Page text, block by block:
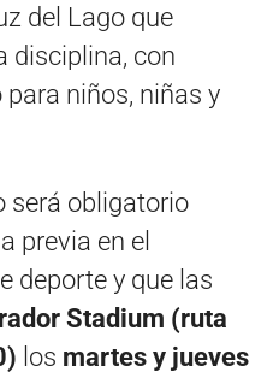
del Lago que
disciplina, con
niños, niñas y
será obligatorio
previa en el
deporte y que las
Stadium (ruta
los martes y jueves